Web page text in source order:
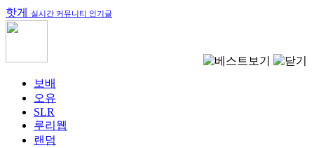
핫게 실시간 커뮤니티 인기글
보배
오유
SLR
루리웹
랜덤